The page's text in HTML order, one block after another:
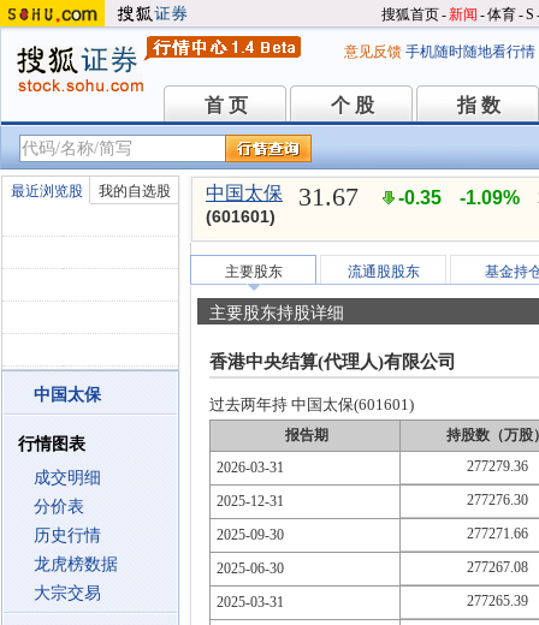
搜狐首页-新闻 -体育-S
意见反馈 手机随时随地看行情
首 页
首 页 个 股
个 股 指 数
指 数
最近浏览股 我的自选股
中国太保
行情图表
成交明细
分价表
历史行情
龙虎榜数据
大宗交易
中国太保
(601601)
31.67 -0.35 -1.09%
主要股东 流通股股东 基金持
主要股东持股详细
香港中央结算(代理人)有限公司
过去两年持 中国太保(601601)
报告期
持股数（万股
2026-03-31
277279.36
2025-12-31 277276.30
2025-09-30 277271.66
2025-06-30 277267.08
2025-03-31 277265.39